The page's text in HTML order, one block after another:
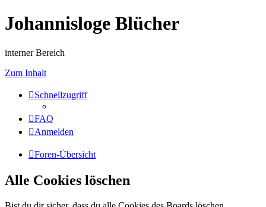
Johannisloge Blücher
interner Bereich
Zum Inhalt
Schnellzugriff
FAQ
Anmelden
Foren-Übersicht
Alle Cookies löschen